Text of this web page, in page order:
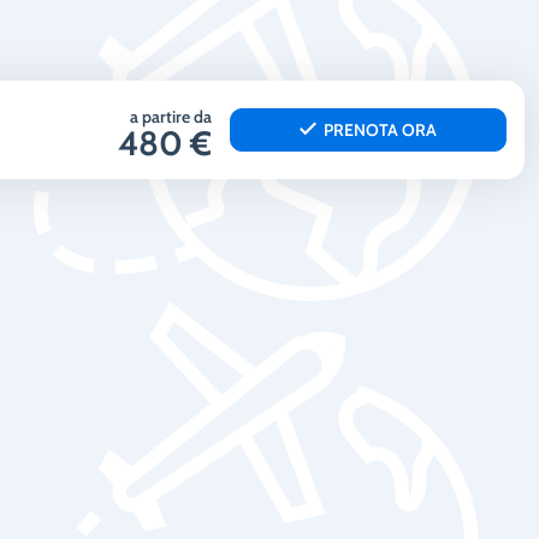
a partire da
480 € PRENOTA ORA